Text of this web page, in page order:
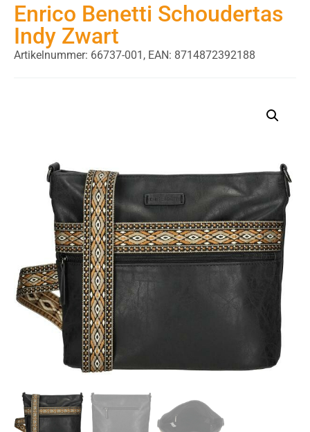
Enrico Benetti Schoudertas
Indy Zwart
Artikelnummer: 66737-001, EAN: 8714872392188